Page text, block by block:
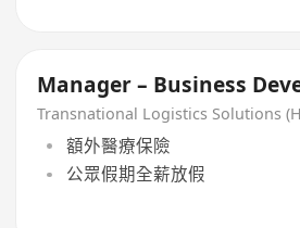
Manager – Business
Transnational Logistics Solutions
額外醫療保險
公眾假期全薪放假